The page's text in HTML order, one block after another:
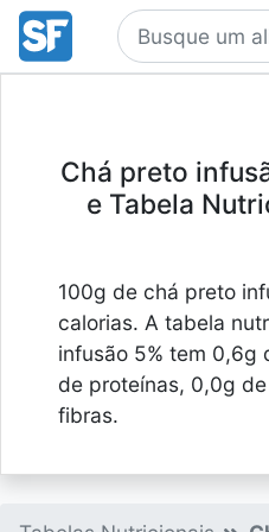
Chá preto
e Tabela
100g de chá preto
calorias. A tabela
infusão 5% tem 0,6g
de proteínas, 0,0g
fibras.